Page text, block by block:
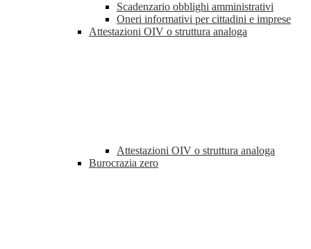
Scadenzario obblighi amministrativi
Oneri informativi per cittadini e imprese
Attestazioni OIV o struttura analoga
Attestazioni OIV o struttura analoga
Burocrazia zero